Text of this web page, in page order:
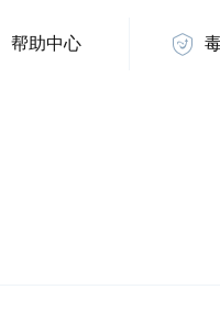
帮助中心